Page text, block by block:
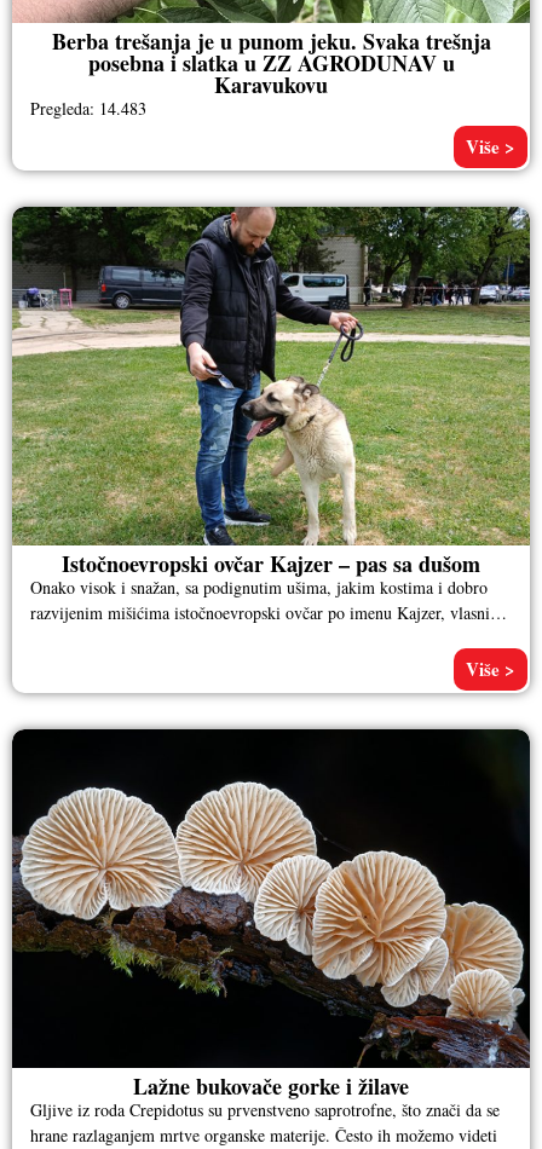
Berba trešanja je u punom jeku. Svaka trešnja
posebna i slatka u ZZ AGRODUNAV u
Karavukovu
Pregleda: 14.483
Više >
Istočnoevropski ovčar Kajzer – pas sa dušom
Onako visok i snažan, sa podignutim ušima, jakim kostima i dobro
razvijenim mišićima istočnoevropski ovčar po imenu Kajzer, vlasnika
Više >
Lažne bukovače gorke i žilave
Gljive iz roda Crepidotus su prvenstveno saprotrofne, što znači da se
hrane razlaganjem mrtve organske materije. Često ih možemo videti